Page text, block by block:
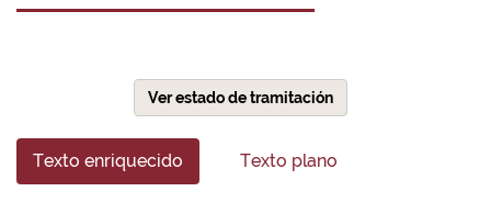
Ver estado de tramitación
Texto enriquecido Texto plano